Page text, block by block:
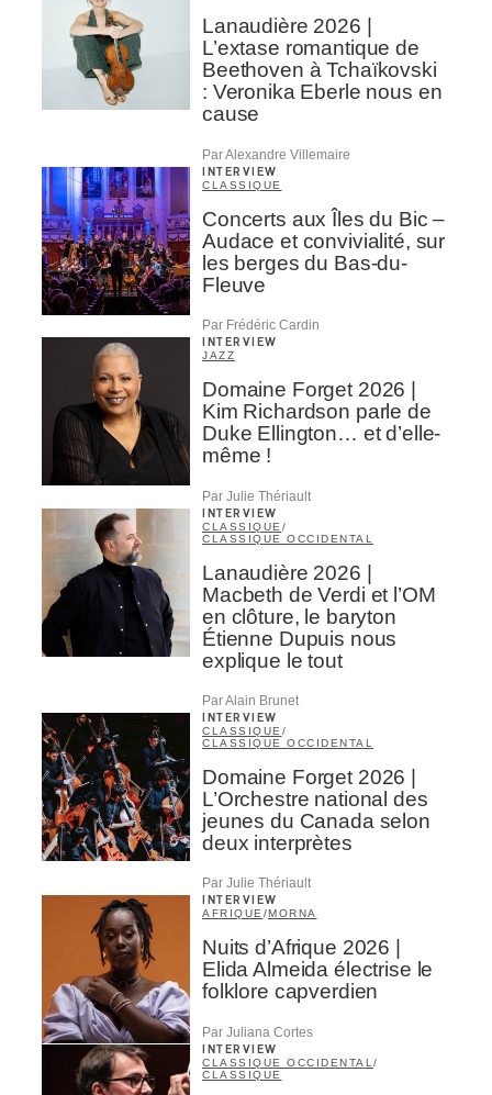
Lanaudière 2026 |
L’extase romantique de
Beethoven à Tchaïkovski
: Veronika Eberle nous en
cause
Par Alexandre Villemaire
INTERVIEW
CLASSIQUE
Concerts aux Îles du Bic –
Audace et convivialité, sur
les berges du Bas-du-
Fleuve
Par Frédéric Cardin
INTERVIEW
JAZZ
Domaine Forget 2026 |
Kim Richardson parle de
Duke Ellington… et d’elle-
même !
Par Julie Thériault
INTERVIEW
CLASSIQUE /
CLASSIQUE OCCIDENTAL
Lanaudière 2026 |
Macbeth de Verdi et l’OM
en clôture, le baryton
Étienne Dupuis nous
explique le tout
Par Alain Brunet
INTERVIEW
CLASSIQUE /
CLASSIQUE OCCIDENTAL
Domaine Forget 2026 |
L’Orchestre national des
jeunes du Canada selon
deux interprètes
Par Julie Thériault
INTERVIEW
AFRIQUE/MORNA
Nuits d’Afrique 2026 |
Elida Almeida électrise le
folklore capverdien
Par Juliana Cortes
INTERVIEW
CLASSIQUE OCCIDENTAL /
CLASSIQUE